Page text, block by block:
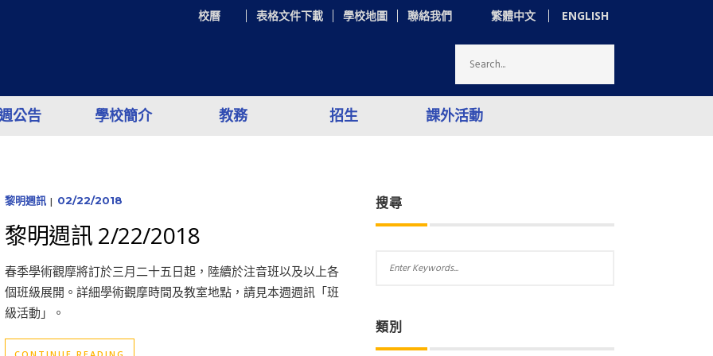
繁體中文 ENGLISH
校曆 表格文件下載 學校地圖 聯絡我們
公告 學校簡介 教務 招生 課外活動
黎明週訊 | 02/22/2018
黎明週訊 2/22/2018
春季學術觀摩將訂於三月二十五日起，陸續於注音班以及以上各
個班級展開。詳細學術觀摩時間及教室地點，請見本週週訊「班
級活動」。
搜尋
類別